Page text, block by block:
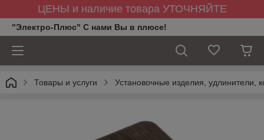
ЦЕНЫ и наличие товара УТОЧНЯЙТЕ
"Электро-Плюс" С нами Вы в плюсе!
Товары и услуги Установочные изделия, удлинители,